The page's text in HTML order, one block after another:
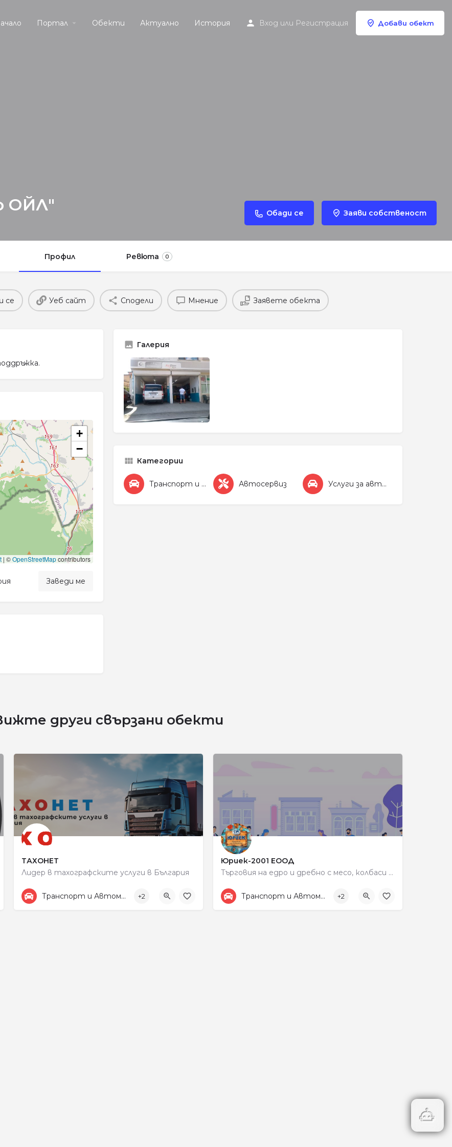
Портал Обекти Актуално История Вход или Регистрация Добави обект
ОЙЛ" Обади се Заяви собственост
Профил Ревюта 0
се Уеб сайт Сподели Мнение Заявете обекта
+
−
| ©OpenStreetMapcontributors
Заведи ме
Галерия
Категории
Транспорт и Автомобили Автосервиз Услуги за автомобила
други свързани обекти
ТАХОНЕТ
Лидер в тахографските услуги в България
+359887313805
Транспорт и Автомобили +2
Юриек-2001 ЕООД
Търговия на едро и дребно с месо, колбаси и млечни продукти
+359 87 833 3335
Транспорт и Автомобили +2